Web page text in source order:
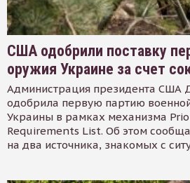
США одобрили поставку
оружия Украине за счет
Администрация президента США
одобрила первую партию
Украины в рамках механизма
Requirements List. Об этом
на два источника, знакомых с